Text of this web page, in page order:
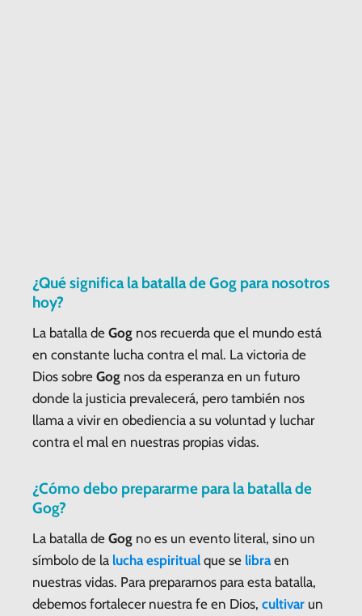
¿Qué significa la batalla deGog para nosotros
hoy?
La batalla de Gog nos recuerda que el mundo está
en constante lucha contra el mal. La victoria de
Dios sobre Gog nos da esperanza en un futuro
donde la justicia prevalecerá, pero también nos
llama a vivir en obediencia a su voluntad y luchar
contra el mal en nuestras propias vidas.
¿Cómo debo prepararme para la batalla de
Gog?
La batalla de Gog no es un evento literal, sino un
símbolo de la lucha espiritual que se libraen
nuestras vidas. Para prepararnos para esta batalla,
debemos fortalecer nuestra fe en Dios, cultivar un